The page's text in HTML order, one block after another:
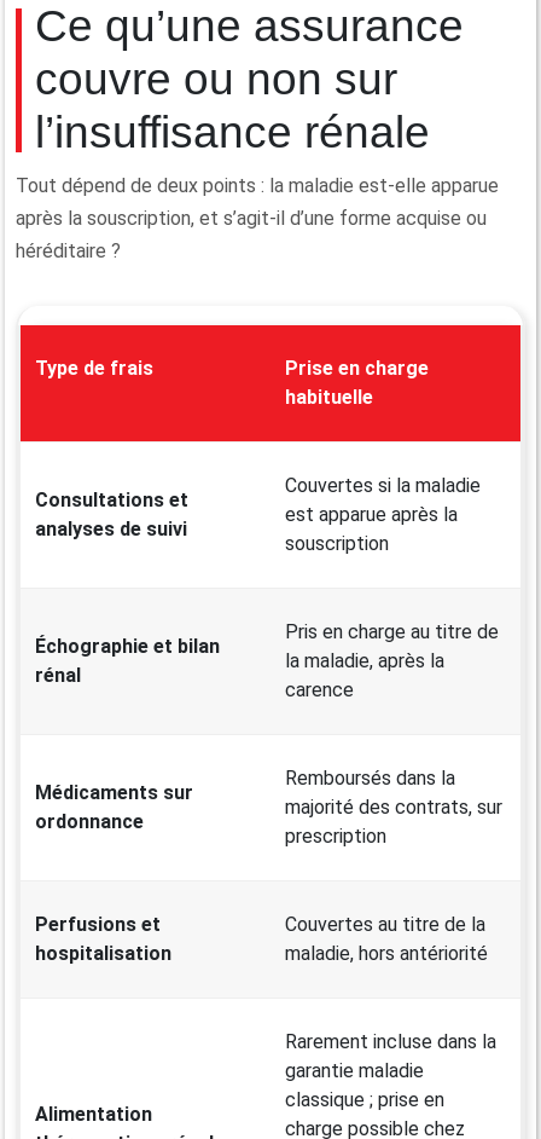
Ce qu’une assurance
couvre ou non sur
l’insuffisance rénale
Tout dépend de deux points : la maladie est-elle apparue
après la souscription, et s’agit-il d’une forme acquise ou
héréditaire ?
Type de frais
Prise en charge
habituelle
Consultations et
analyses de suivi
Couvertes si la maladie
est apparue après la
souscription
Échographie et bilan
rénal
Pris en charge au titre de
la maladie, après la
carence
Médicaments sur
ordonnance
Remboursés dans la
majorité des contrats, sur
prescription
Perfusions et
hospitalisation
Couvertes au titre de la
maladie, hors antériorité
Alimentation
Rarement incluse dans la
garantie maladie
classique ; prise en
charge possible chez